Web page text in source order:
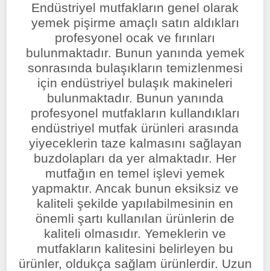
Endüstriyel mutfakların genel olarak
yemek pişirme amaçlı satın aldıkları
profesyonel ocak ve fırınları
bulunmaktadır. Bunun yanında yemek
sonrasında bulaşıkların temizlenmesi
için endüstriyel bulaşık makineleri
bulunmaktadır. Bunun yanında
profesyonel mutfakların kullandıkları
endüstriyel mutfak ürünleri arasında
yiyeceklerin taze kalmasını sağlayan
buzdolapları da yer almaktadır. Her
mutfağın en temel işlevi yemek
yapmaktır. Ancak bunun eksiksiz ve
kaliteli şekilde yapılabilmesinin en
önemli şartı kullanılan ürünlerin de
kaliteli olmasıdır. Yemeklerin ve
mutfakların kalitesini belirleyen bu
ürünler, oldukça sağlam ürünlerdir. Uzun